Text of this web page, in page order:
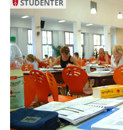
STUDENTER